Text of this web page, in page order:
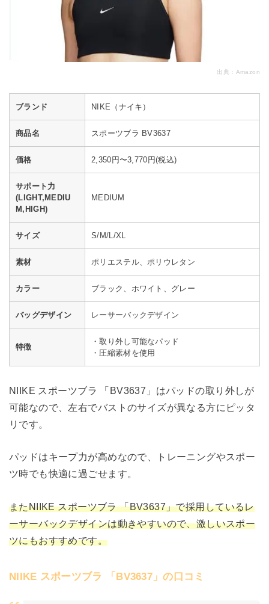
出典： Amazon
ブランド NIKE（ナイキ）
商品名 スポーツブラ BV3637
価格 2,350円〜3,770円(税込)
サポート力
(LIGHT,MEDIU
M,HIGH)
MEDIUM
サイズ S/M/L/XL
素材 ポリエステル、ポリウレタン
カラー ブラック、ホワイト、グレー
バッグデザイン レーサーバックデザイン
特徴
・取り外し可能なパッド
・圧縮素材を使用
NIIKE スポーツブラ 「BV3637」はパッドの取り外しが
可能なので、左右でバストのサイズが異なる方にピッタ
リです。
パッドはキープ力が高めなので、トレーニングやスポー
ツ時でも快適に過ごせます。
またNIIKE スポーツブラ 「BV3637」で採用しているレ
ーサーバックデザインは動きやすいので、激しいスポー
ツにもおすすめです。
NIIKE スポーツブラ 「BV3637」の口コミ